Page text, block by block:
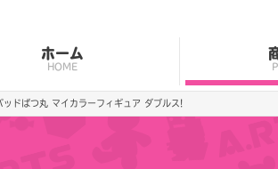
ホーム
HOME
ッドばつ丸 マイカラーフィギュア ダブルス!